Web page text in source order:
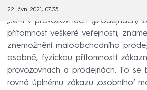
22. čvn 2021, 07:35
„Je-li v provozovnách (prodejnách)
přítomnost veškeré veřejnosti,
znemožnění maloobchodního
osobně, fyzickou přítomností
provozovnách a prodejnách. To se
rovná úplnému zákazu ‚osobního‘